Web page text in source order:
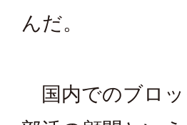
んだ。
国内でのブロッ